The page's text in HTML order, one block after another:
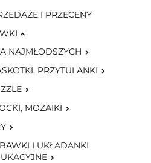
I PRZECENY
NAJMŁODSZYCH
PRZYTULANKI
MOZAIKI
I UKŁADANKI